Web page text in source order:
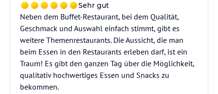
Sehr gut
Neben dem Buffet-Restaurant, bei dem Qualität,
Geschmack und Auswahl einfach stimmt, gibt es
weitere Themenrestaurants. Die Aussicht, die man
beim Essen in den Restaurants erleben darf, ist ein
Traum! Es gibt den ganzen Tag über die Möglichkeit,
qualitativ hochwertiges Essen und Snacks zu
bekommen.